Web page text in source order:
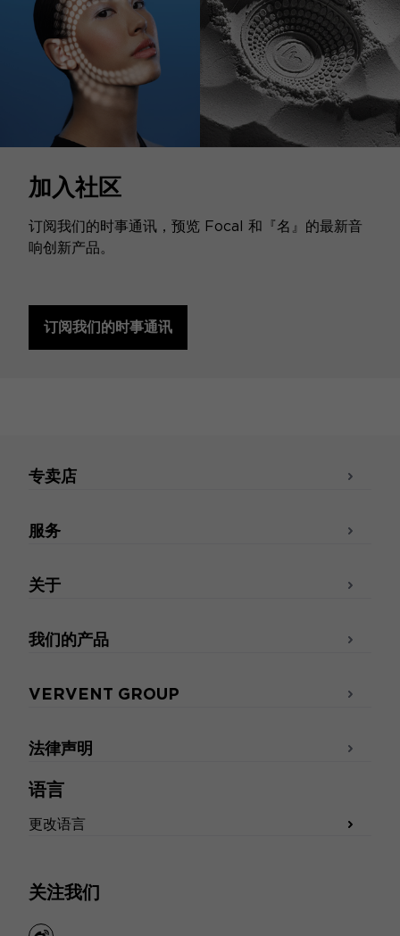
加入社区
订阅我们的时事通讯，预览 Focal 和『名』的最新音
响创新产品。
订阅我们的时事通讯
语言
更改语言
关注我们
专卖店
服务
关于
我们的产品
VERVENT GROUP
法律声明